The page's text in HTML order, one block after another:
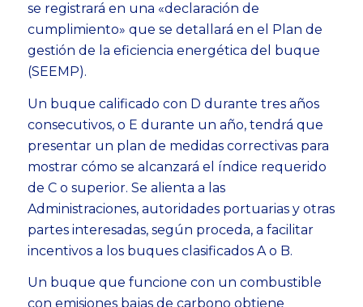
se registrará en una «declaración de
cumplimiento» que se detallará en el Plan de
gestión de la eficiencia energética del buque
(SEEMP).
Un buque calificado con D durante tres años
consecutivos, o E durante un año, tendrá que
presentar un plan de medidas correctivas para
mostrar cómo se alcanzará el índice requerido
de C o superior. Se alienta a las
Administraciones, autoridades portuarias y otras
partes interesadas, según proceda, a facilitar
incentivos a los buques clasificados A o B.
Un buque que funcione con un combustible
con emisiones bajas de carbono obtiene